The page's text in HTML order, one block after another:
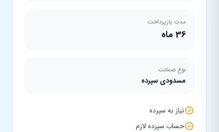
مدت بازپرداخت
36 ماه
نوع ضمانت
مسدودی سپرده
نیاز به سپرده
حساب سپرده لازم